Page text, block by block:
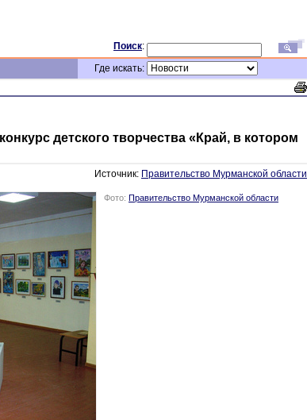
Поиск:
Где искать:
детского творчества «Край, в котором
Источник: Правительство Мурманской области
Фото: Правительство Мурманской области